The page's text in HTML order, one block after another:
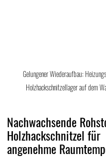
Gelungener Wiederaufbau:
Holzhackschnitzellager auf dem
Nachwachsende
Holzhackschnitzel für
angenehme